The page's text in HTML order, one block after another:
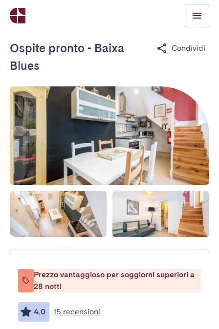
Ospite pronto - Baixa
Blues
Condividi
Prezzo vantaggioso per soggiorni superiori a
28 notti
4.0 15 recensioni